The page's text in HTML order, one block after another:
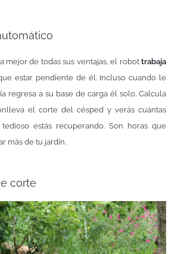
mejor de todas sus ventajas, el robot trabaja
estar pendiente de él. Incluso cuando le
regresa a su base de carga él solo. Calcula
el corte del césped y verás cuántas
estás recuperando. Son horas que
más de tu jardín.
corte